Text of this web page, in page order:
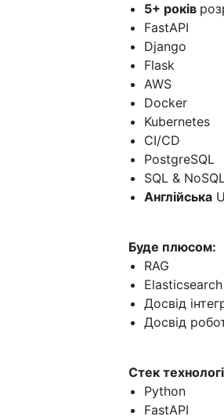
5+ років
FastAPI
Django
Flask
AWS
Docker
Kubernetes
CI/CD
PostgreSQL
SQL &
Англійська
Буде плюсом:
RAG
Elasticsearch
Досвід
Досвід
Стек
Python
FastAPI